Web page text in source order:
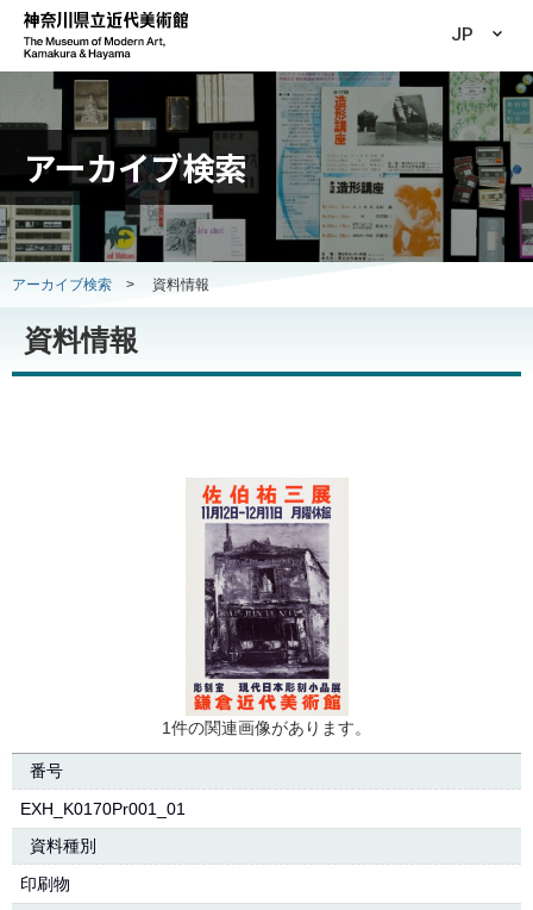
JP
アーカイブ検索
アーカイブ検索 > 資料情報
資料情報
1件の関連画像があります。
番号
EXH_K0170Pr001_01
資料種別
印刷物